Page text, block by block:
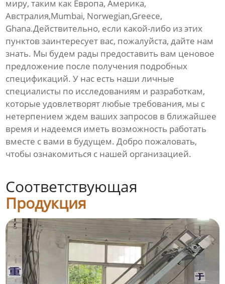
миру, таким как Европа, Америка,
Австралия,Mumbai, Norwegian,Greece,
Ghana.Действительно, если какой-либо из этих
пунктов заинтересует вас, пожалуйста, дайте нам
знать. Мы будем рады предоставить вам ценовое
предложение после получения подробных
спецификаций. У нас есть наши личные
специалисты по исследованиям и разработкам,
которые удовлетворят любые требования, мы с
нетерпением ждем ваших запросов в ближайшее
время и надеемся иметь возможность работать
вместе с вами в будущем. Добро пожаловать,
чтобы ознакомиться с нашей организацией.
Соответствующая
Продукция